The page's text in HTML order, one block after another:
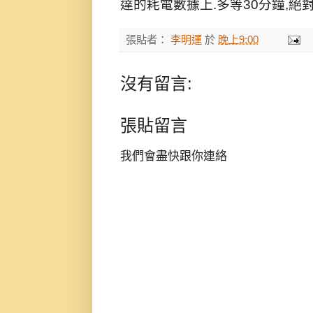
達的耗電數據上.多等30分鐘,絕
張貼者： 李明運 於 晚上9:00
沒有留言:
張貼留言
我們會盡快跟你連絡